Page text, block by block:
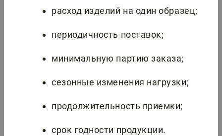
расход изделий на один образец;
периодичность поставок;
минимальную партию заказа;
сезонные изменения нагрузки;
продолжительность приемки;
срок годности продукции.